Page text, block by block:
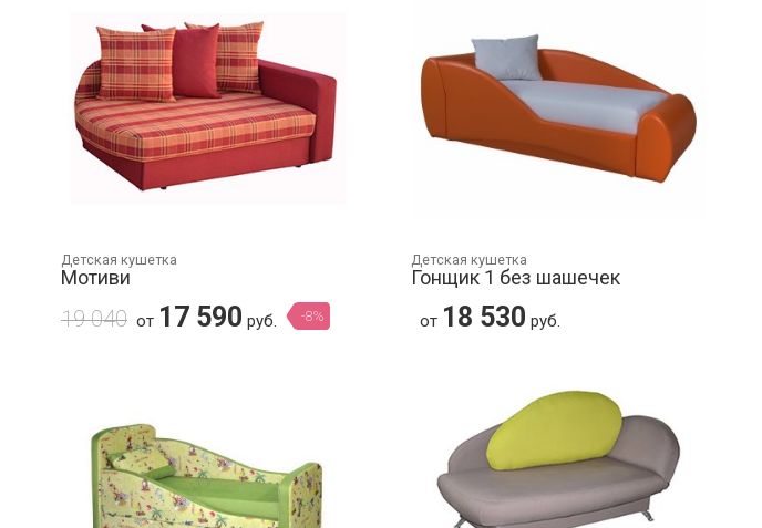
Детская кушетка
Мотиви
19 040 от 17 590 руб. -8%
Детская кушетка
Гонщик 1 без шашечек
от 18 530 руб.